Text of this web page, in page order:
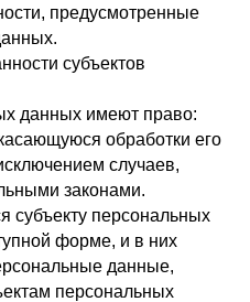
предусмотренные
субъектов
данных имеют право:
обработки его
случаев,
законами.
субъекту персональных
форме, и в них
данные,
персональных